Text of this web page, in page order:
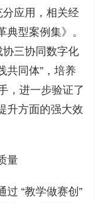
分应用，相关经
型案例集》。
协三协同数字化
共同体”，培养
，进一步验证了
升方面的强大效
量
过 “教学做赛创”